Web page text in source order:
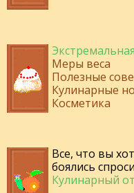
Меры веса
Полезные
Кулинарные
Косметика
Все, что вы
боялись
Кулинарный